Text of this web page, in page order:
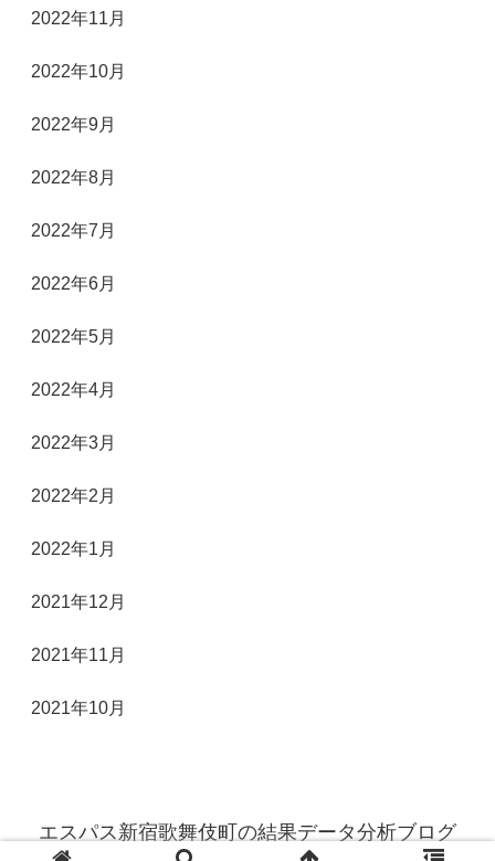
2022年11月
2022年10月
2022年9月
2022年8月
2022年7月
2022年6月
2022年5月
2022年4月
2022年3月
2022年2月
2022年1月
2021年12月
2021年11月
2021年10月
エスパス新宿歌舞伎町の結果データ分析ブログ